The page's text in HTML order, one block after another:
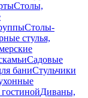
Столы,
Столы-
стулья,
Садовые
баниСтульчики
Диваны,